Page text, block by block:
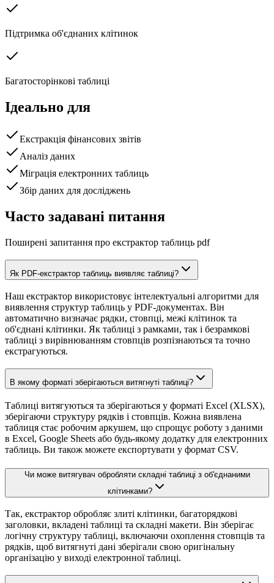
Підтримка об'єднаних клітинок
Багатосторінкові таблиці
Ідеально для
Екстракція фінансових звітів
Аналіз даних
Міграція електронних таблиць
Збір даних для досліджень
Часто задавані питання
Поширені запитання про екстрактор таблиць pdf
Як PDF-екстрактор таблиць виявляє таблиці?
Наш екстрактор використовує інтелектуальні алгоритми для
виявлення структур таблиць у PDF-документах. Він
автоматично визначає рядки, стовпці, межі клітинок та
об'єднані клітинки. Як таблиці з рамками, так і безрамкові
таблиці з вирівнюванням стовпців розпізнаються та точно
екстрагуються.
В якому форматі зберігаються витягнуті таблиці?
Таблиці витягуються та зберігаються у форматі Excel (XLSX),
зберігаючи структуру рядків і стовпців. Кожна виявлена
таблиця стає робочим аркушем, що спрощує роботу з даними
в Excel, Google Sheets або будь-якому додатку для електронних
таблиць. Ви також можете експортувати у формат CSV.
Чи може витягувач обробляти складні таблиці з об'єднаними
клітинками?
Так, екстрактор обробляє злиті клітинки, багаторядкові
заголовки, вкладені таблиці та складні макети. Він зберігає
логічну структуру таблиці, включаючи охоплення стовпців та
рядків, щоб витягнуті дані зберігали свою оригінальну
організацію у виході електронної таблиці.